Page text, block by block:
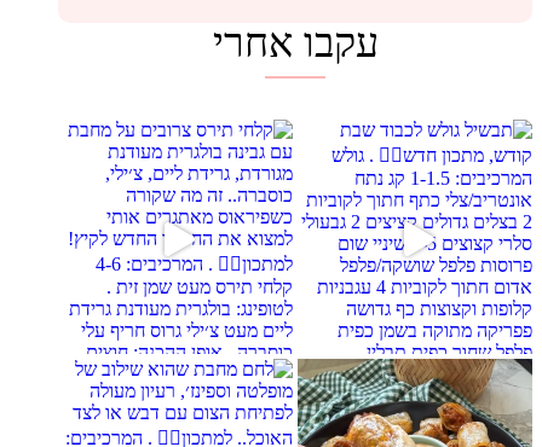
עקבו אחרי
עם גבינה בולגרית מעודנת מ
של מופלטה וספינז׳, רעיון מעול